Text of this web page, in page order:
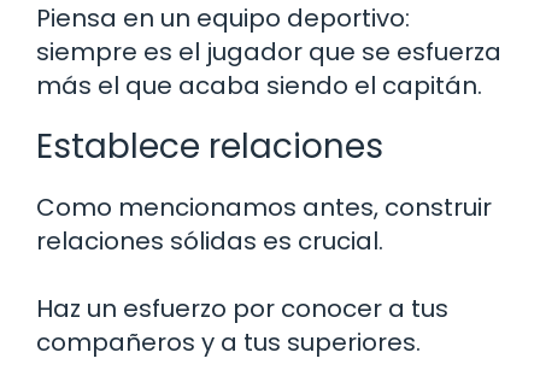
Piensa en un equipo deportivo:
siempre es el jugador que se esfuerza
más el que acaba siendo el capitán.
Establece relaciones
Como mencionamos antes, construir
relaciones sólidas es crucial.
Haz un esfuerzo por conocer a tus
compañeros y a tus superiores.